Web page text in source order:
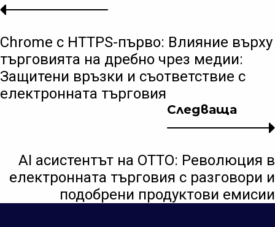
Следваща
AI асистентът на OTTO: Революция в
електронната търговия с разговори и
подобрени продуктови емисии
Chrome с HTTPS-първо: Влияние върху
търговията на дребно чрез медии:
Защитени връзки и съответствие с
електронната търговия